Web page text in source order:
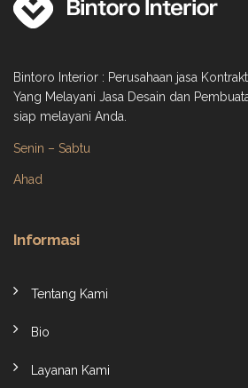
Bintoro Interior : Perusahaan jasa
Yang Melayani Jasa Desain dan
siap melayani Anda.
Senin – Sabtu
Ahad
Informasi
Tentang Kami
Bio
Layanan Kami